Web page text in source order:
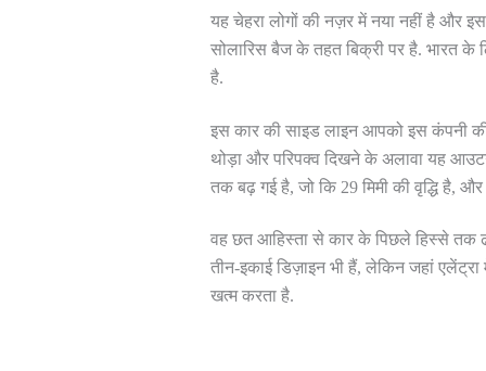
यह चेहरा लोगों की नज़र में नया नहीं है और
सोलारिस बैज के तहत बिक्री पर है. भारत
है.
इस कार की साइड लाइन आपको इस कंपनी की
थोड़ा और परिपक्व दिखने के अलावा यह
तक बढ़ गई है, जो कि 29 मिमी की वृद्धि है,
वह छत आहिस्ता से कार के पिछले हिस्से तक
तीन-इकाई डिज़ाइन भी हैं, लेकिन जहां
खत्म करता है.